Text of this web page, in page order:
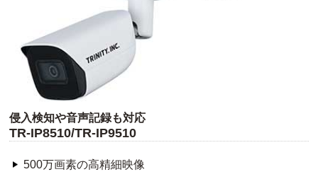
侵入検知や音声記録も対応
TR-IP8510/TR-IP9510
500万画素の高精細映像